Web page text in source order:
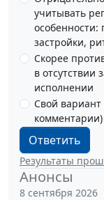
учитывать
особенности:
застройки,
Скорее
в отсутствии
исполнении
Свой вариант
комментарии)
Ответить
Результаты
Анонсы
8 сентября 2026